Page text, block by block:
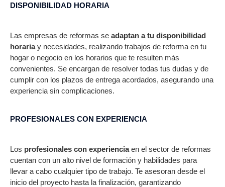
DISPONIBILIDAD HORARIA
Las empresas de reformas se adaptan a tu disponibilidad
horariay necesidades, realizando trabajos de reforma en tu
hogar o negocio en los horarios que te resulten más
convenientes. Se encargan de resolver todas tus dudas y de
cumplir con los plazos de entrega acordados, asegurando una
experiencia sin complicaciones.
PROFESIONALES CON EXPERIENCIA​
Los profesionales con experienciaen el sector de reformas
cuentan con un alto nivel de formación y habilidades para
llevar a cabo cualquier tipo de trabajo. Te asesoran desde el
inicio del proyecto hasta la finalización, garantizando